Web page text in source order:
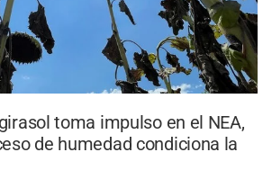
toma impulso en el NEA,
de humedad condiciona la